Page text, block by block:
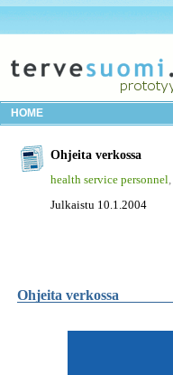
HOME
Ohjeita verkossa
health service personnel
Julkaistu 10.1.2004
Ohjeita verkossa